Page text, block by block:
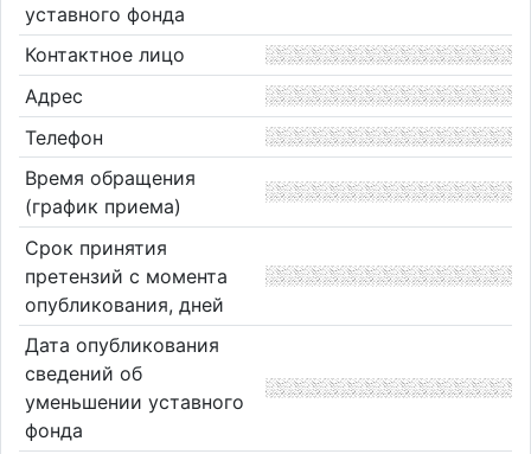
уставного фонда
Контактное лицо
Адрес
Телефон
Время обращения
(график приема)
Срок принятия
претензий с момента
опубликования, дней
Дата опубликования
сведений об
уменьшении уставного
фонда